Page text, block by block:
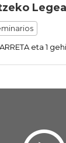
eta 1